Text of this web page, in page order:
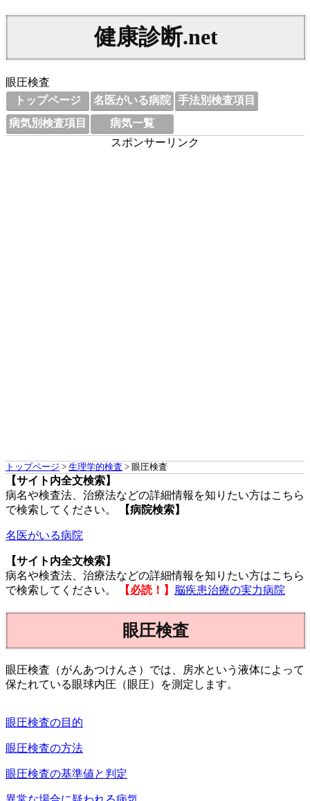
健康診断.net
眼圧検査
トップページ
名医がいる病院 手法別検査項目
病気別検査項目
病気一覧
スポンサーリンク
トップページ > 生理学的検査 > 眼圧検査
【サイト内全文検索】
病名や検査法、治療法などの詳細情報を知りたい方はこちら
で検索してください。
【病院検索】
名医がいる病院
【サイト内全文検索】
病名や検査法、治療法などの詳細情報を知りたい方はこちら
で検索してください。
【必読！】 脳疾患治療の実力病院
眼圧検査
眼圧検査（がんあつけんさ）では、房水という液体によって
保たれている眼球内圧（眼圧）を測定します。
眼圧検査の目的
眼圧検査の方法
眼圧検査の基準値と判定